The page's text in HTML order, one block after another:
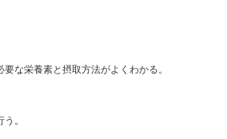
な栄養素と摂取方法がよくわかる。
。